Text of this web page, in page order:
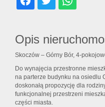
Opis
Skoczów – Górny Bór, 4-
Do wynajęcia przestronne
na parterze budynku na osiedlu
doskonałą propozycję dla
funkcjonalnej przestrzeni
części miasta.